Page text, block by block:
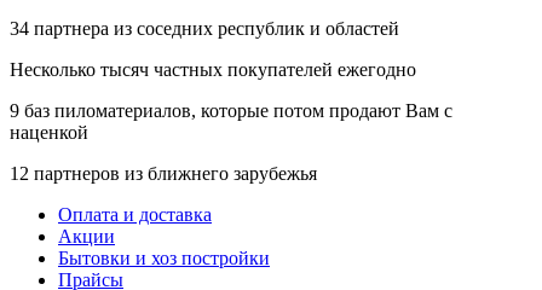
34 партнера из соседних республик и областей
Несколько тысяч частных покупателей ежегодно
9 баз пиломатериалов, которые потом продают Вам с
наценкой
12 партнеров из ближнего зарубежья
Оплата и доставка
Акции
Бытовки и хоз постройки
Прайсы